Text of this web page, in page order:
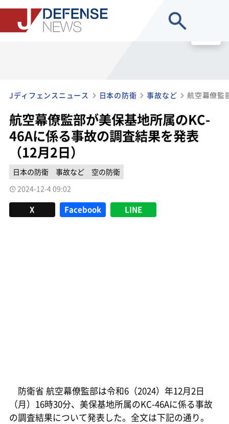
Jディフェンスニュース 日本の防衛 事故など
航空幕僚監部が美保基地所属のKC-
46Aに係る事故の調査結果を発表
（12月2日）
日本の防衛 事故など
空の防衛
2024-12-4 09:02
X Facebook LINE
防衛省 航空幕僚監部は令和6（2024）年12月2日
（月）16時30分、美保基地所属のKC-46Aに係る事故
の調査結果について発表した。全文は下記の通り。